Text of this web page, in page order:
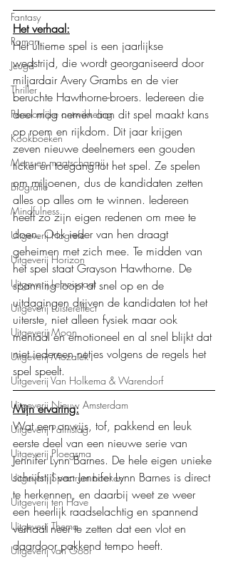
Fantasy
Roman
Jeugd
Thriller
Persoonlijke ontwikkeling
Kookboeken
Mens en maatschappij
Biografie
Mindfulness
Uitgeverij Hogrefe
Uitgeverij Horizon
Uitgeverij Lemniscaat
Uitgeverij Luistereffect
Uitgeverij Moon
Uitgeverij Mozaïek
Uitgeverij Van Holkema & Warendorf
Uitgeverij Nieuw Amsterdam
Uitgeverij Palmslag
Uitgeverij Ploegsma
Uitgeverij Spectrum boeken
Uitgeverij ten Have
Uitgeverij Thema
Uitgeverij van Goor
Het verhaal:
Het ultieme spel is een jaarlijkse
wedstrijd, die wordt georganiseerd door
miljardair Avery Grambs en de vier
beruchte Hawthorne-broers. Iedereen die
deel mag nemen aan dit spel maakt kans
op roem en rijkdom. Dit jaar krijgen
zeven nieuwe deelnemers een gouden
ticket en toegang tot het spel. Ze spelen
om miljoenen, dus de kandidaten zetten
alles op alles om te winnen. Iedereen
heeft zo zijn eigen redenen om mee te
doen. Ook ieder van hen draagt
geheimen met zich mee. Te midden van
het spel staat Grayson Hawthorne. De
spanning loopt al snel op en de
uitdagingen drijven de kandidaten tot het
uiterste, niet alleen fysiek maar ook
mentaal en emotioneel en al snel blijkt dat
niet iedereen netjes volgens de regels het
spel speelt.
Mijn ervaring:
Wat een onwijs, tof, pakkend en leuk
eerste deel van een nieuwe serie van
Jennifer Lynn Barnes. De hele eigen unieke
schrijfstijl van Jennifer Lynn Barnes is direct
te herkennen, en daarbij weet ze weer
een heerlijk raadselachtig en spannend
verhaal neer te zetten dat een vlot en
daardoor pakkend tempo heeft.